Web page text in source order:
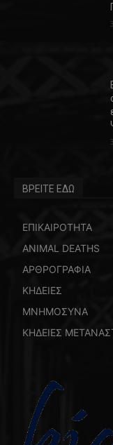
ΒΡΕΙΤΕ ΕΔΩ
ΕΠΙΚΑΙΡΟΤΗΤΑ
ANIMAL DEATHS
ΑΡΘΡΟΓΡΑΦΙΑ
ΚΗΔΕΙΕΣ
ΜΝΗΜΟΣΥΝΑ
ΚΗΔΕΙΕΣ